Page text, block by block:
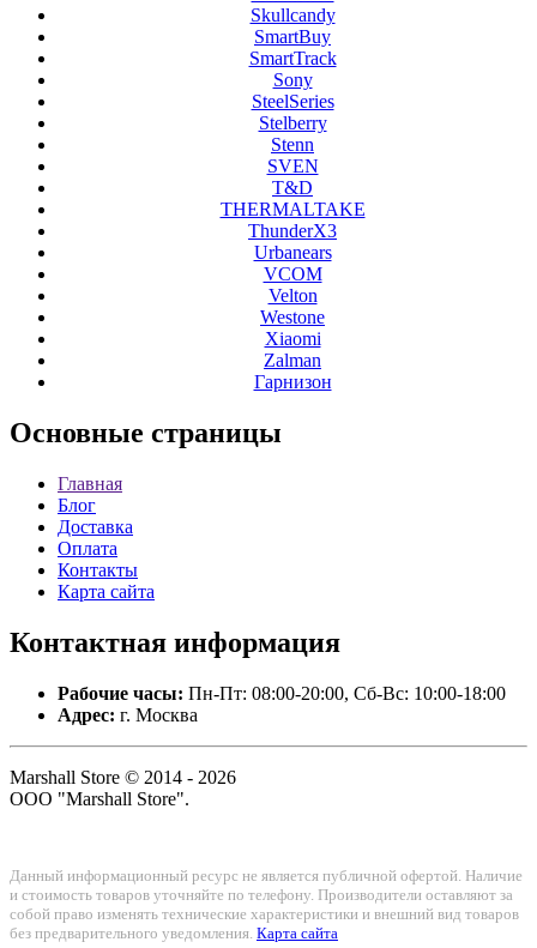
Skullcandy
SmartBuy
SmartTrack
Sony
SteelSeries
Stelberry
Stenn
SVEN
T&D
THERMALTAKE
ThunderX3
Urbanears
VCOM
Velton
Westone
Xiaomi
Zalman
Гарнизон
Основные страницы
Главная
Блог
Доставка
Оплата
Контакты
Карта сайта
Контактная информация
Рабочие часы: Пн-Пт: 08:00-20:00, Сб-Вс: 10:00-18:00
Адрес: г. Москва
Marshall Store © 2014 - 2026
ООО "Marshall Store".
Данный информационный ресурс не является публичной офертой. Наличие
и стоимость товаров уточняйте по телефону. Производители оставляют за
собой право изменять технические характеристики и внешний вид товаров
без предварительного уведомления. Карта сайта